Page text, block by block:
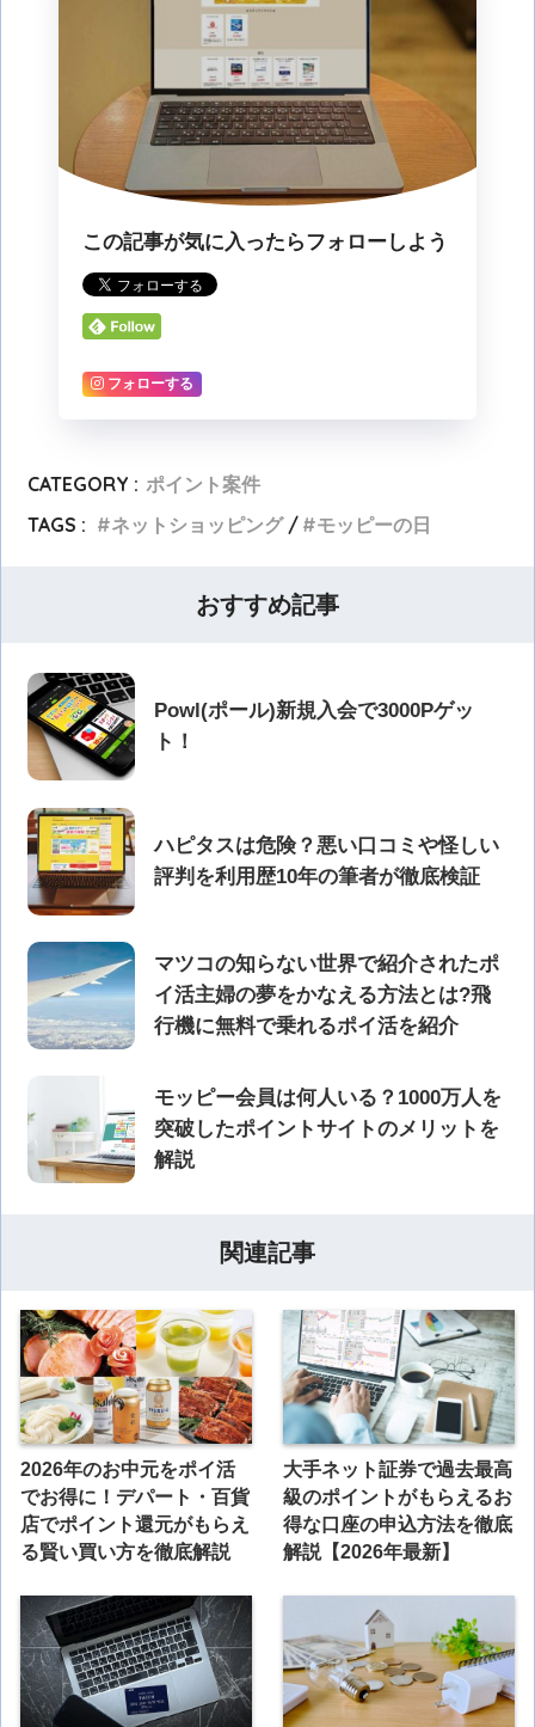
この記事が気に入ったらフォローしよう
フォローする
CATEGORY : ポイント案件
TAGS :
ネットショッピング モッピーの日
おすすめ記事
Powl(ポール)新規入会で3000Pゲッ
ト！
ハピタスは危険？悪い口コミや怪しい
評判を利用歴10年の筆者が徹底検証
マツコの知らない世界で紹介されたポ
イ活主婦の夢をかなえる方法とは?飛
行機に無料で乗れるポイ活を紹介
モッピー会員は何人いる？1000万人を
突破したポイントサイトのメリットを
解説
関連記事
2026年のお中元をポイ活
でお得に！デパート・百貨
店でポイント還元がもらえ
る賢い買い方を徹底解説
大手ネット証券で過去最高
級のポイントがもらえるお
得な口座の申込方法を徹底
解説【2026年最新】